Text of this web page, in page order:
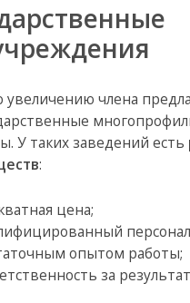
увеличению члена
У таких заведений есть
:
цена;
опытом работы;
за